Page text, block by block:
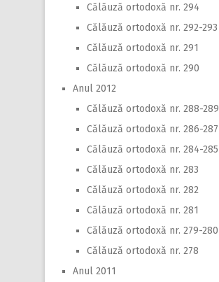
Călăuză ortodoxă nr. 294
Călăuză ortodoxă nr. 292-293
Călăuză ortodoxă nr. 291
Călăuză ortodoxă nr. 290
Anul 2012
Călăuză ortodoxă nr. 288-289
Călăuză ortodoxă nr. 286-287
Călăuză ortodoxă nr. 284-285
Călăuză ortodoxă nr. 283
Călăuză ortodoxă nr. 282
Călăuză ortodoxă nr. 281
Călăuză ortodoxă nr. 279-280
Călăuză ortodoxă nr. 278
Anul 2011